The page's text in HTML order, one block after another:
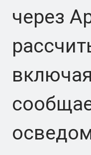
через